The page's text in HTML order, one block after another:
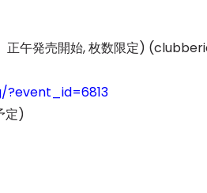
正午発売開始, 枚数限定)
定)